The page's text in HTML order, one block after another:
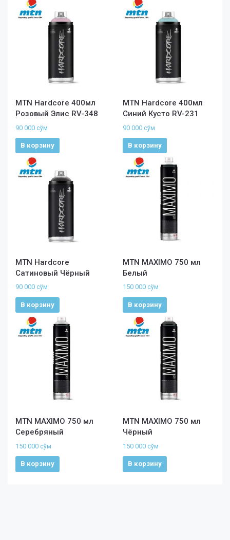
MTN Hardcore 400мл
Розовый Элис RV-348
90 000 сўм
В корзину
MTN Hardcore 400мл
Синий Кусто RV-231
90 000 сўм
В корзину
MTN Hardcore
Сатиновый Чёрный
90 000 сўм
В корзину
MTN MAXIMO 750 мл
Белый
150 000 сўм
В корзину
MTN MAXIMO 750 мл
Серебряный
150 000 сўм
В корзину
MTN MAXIMO 750 мл
Чёрный
150 000 сўм
В корзину